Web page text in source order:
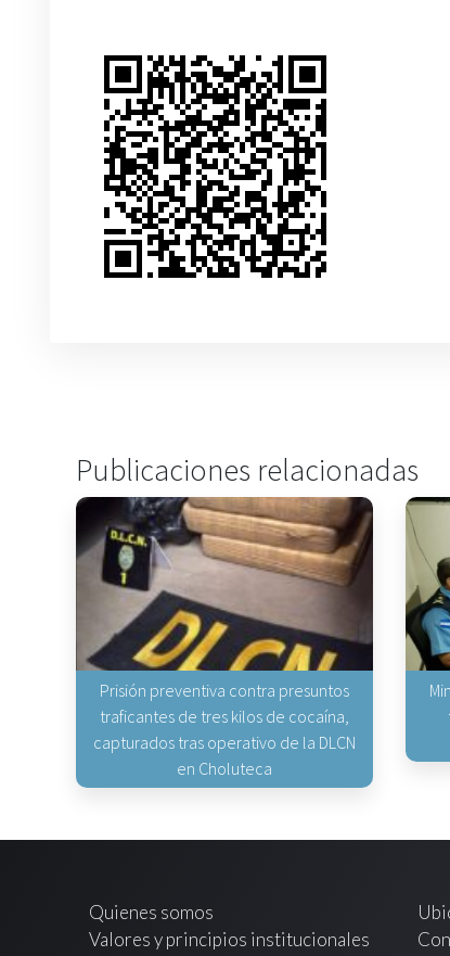
Publicaciones relacionadas
Prisión preventiva contra presuntos
traficantes de tres kilos de cocaína,
capturados tras operativo de la DLCN
en Choluteca
Quienes somos
Valores y principios institucionales